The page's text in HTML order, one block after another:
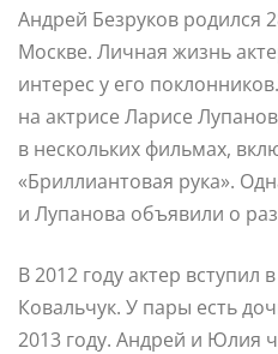
Андрей Безруков родился
Москве. Личная жизнь
интерес у его
на актрисе Ларисе
в нескольких фильмах,
«Бриллиантовая рука».
и Лупанова объявили о
В 2012 году актер
Ковальчук. У пары есть
2013 году. Андрей и Юлия